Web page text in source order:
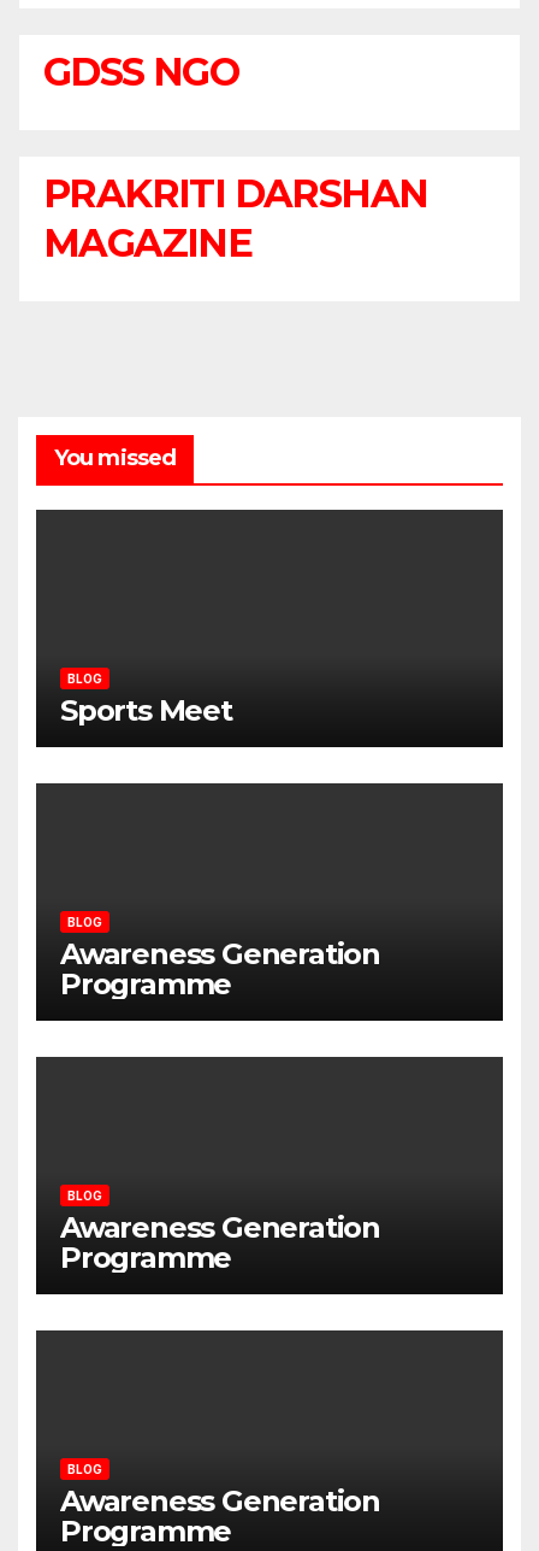
GDSS NGO
PRAKRITI DARSHAN
MAGAZINE
You missed
BLOG
Sports Meet
BLOG
Awareness Generation
Programme
BLOG
Awareness Generation
Programme
BLOG
Awareness Generation
Programme